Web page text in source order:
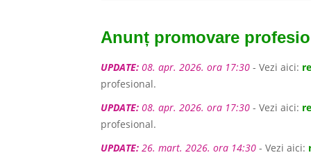
Anunț promovare
UPDATE: 08. apr. 2026. ora 17:30 - Vezi aici:
profesional.
UPDATE: 08. apr. 2026. ora 17:30 - Vezi aici:
profesional.
UPDATE: 26. mart. 2026. ora 14:30 - Vezi aici: